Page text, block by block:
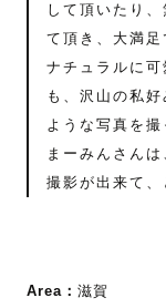
して頂いたり
て頂き、大満
ナチュラルに
も、沢山の私
ような写真を
まーみんさん
撮影が出来て、
Area： 滋賀